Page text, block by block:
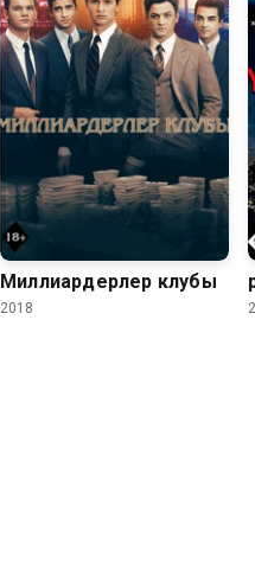
6.0 5.6
Миллиардерлер клубы
2018